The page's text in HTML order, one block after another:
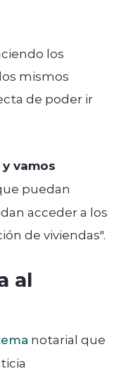
los
mismos
de poder ir
vamos
puedan
acceder a los
de viviendas".
al
notarial que